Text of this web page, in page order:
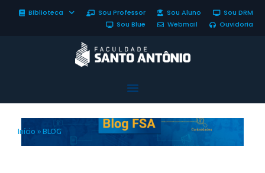
Biblioteca Sou Professor Sou Aluno
Sou DRM
Sou Blue
Webmail Ouvidoria
Início » BLOG